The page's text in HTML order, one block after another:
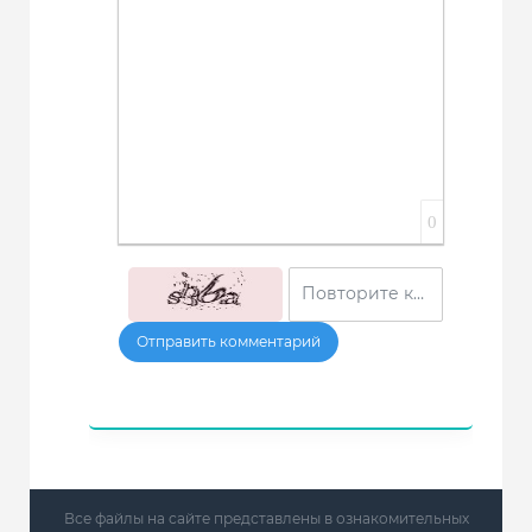
0
Отправить комментарий
Все файлы на сайте представлены в ознакомительных